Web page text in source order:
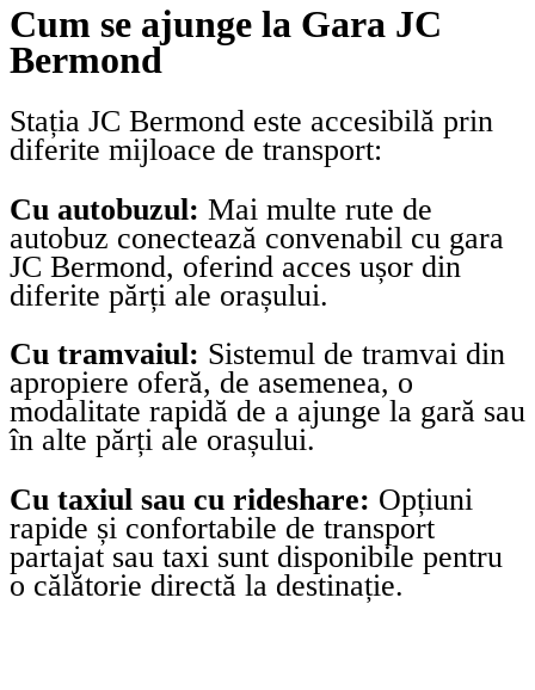
Cum se ajunge la Gara JC
Bermond
Stația JC Bermond este accesibilă prin
diferite mijloace de transport:
Cu autobuzul: Mai multe rute de
autobuz conectează convenabil cu gara
JC Bermond, oferind acces ușor din
diferite părți ale orașului.
Cu tramvaiul: Sistemul de tramvai din
apropiere oferă, de asemenea, o
modalitate rapidă de a ajunge la gară sau
în alte părți ale orașului.
Cu taxiul sau cu rideshare: Opțiuni
rapide și confortabile de transport
partajat sau taxi sunt disponibile pentru
o călătorie directă la destinație.